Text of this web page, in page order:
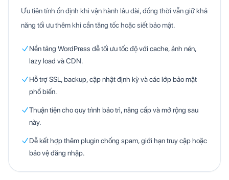
Ưu tiên tính ổn định khi vận hành lâu dài, đồng thời vẫn giữ khả
năng tối ưu thêm khi cần tăng tốc hoặc siết bảo mật.
Nền tảng WordPress dễ tối ưu tốc độ với cache, ảnh nén,
lazy load và CDN.
Hỗ trợ SSL, backup, cập nhật định kỳ và các lớp bảo mật
phổ biến.
Thuận tiện cho quy trình bảo trì, nâng cấp và mở rộng sau
này.
Dễ kết hợp thêm plugin chống spam, giới hạn truy cập hoặc
bảo vệ đăng nhập.